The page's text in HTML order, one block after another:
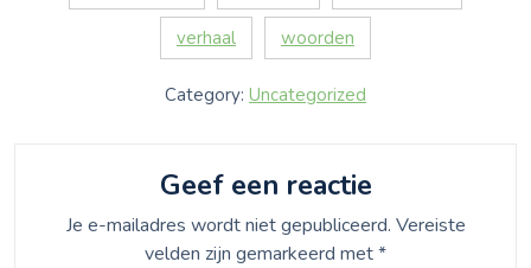
verhaal woorden
Category: Uncategorized
Geef een reactie
Je e-mailadres wordt niet gepubliceerd. Vereiste
velden zijn gemarkeerd met*